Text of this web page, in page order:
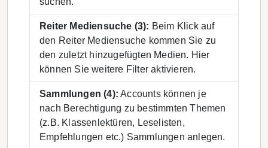
Reiter Mediensuche (3): Beim Klick auf
den Reiter Mediensuche kommen Sie zu
den zuletzt hinzugefügten Medien. Hier
können Sie weitere Filter aktivieren.
Sammlungen (4): Accounts können je
nach Berechtigung zu bestimmten Themen
(z.B. Klassenlektüren, Leselisten,
Empfehlungen etc.) Sammlungen anlegen.